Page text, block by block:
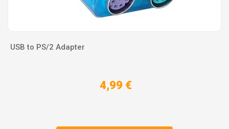
USB to PS/2 Adapter
4,99 €